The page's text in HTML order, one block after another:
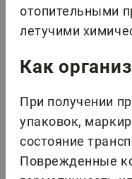
отопительными
летучими
Как
При получении
упаковок,
состояние
Поврежденные